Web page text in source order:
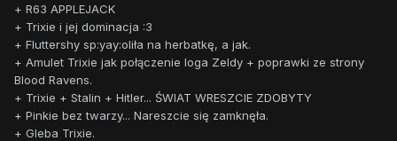
+ R63 APPLEJACK
+ Trixie i jej dominacja :3
+ Fluttershy sp:yay:oliła na herbatkę, a jak.
+ Amulet Trixie jak połączenie loga Zeldy + poprawki ze strony
Blood Ravens.
+ Trixie + Stalin + Hitler... ŚWIAT WRESZCIE ZDOBYTY
+ Pinkie bez twarzy... Nareszcie się zamknęła.
+ Gleba Trixie.